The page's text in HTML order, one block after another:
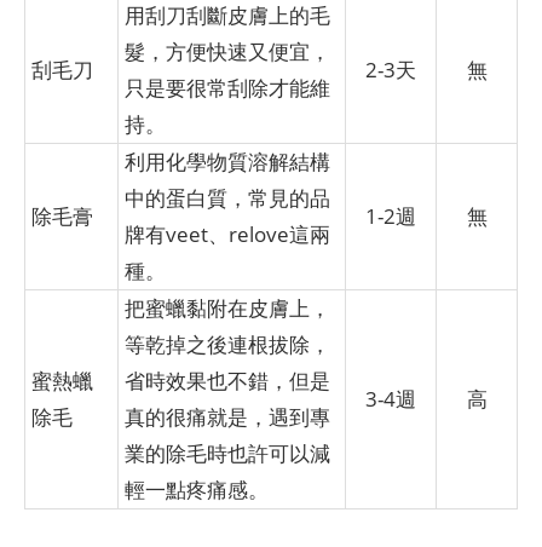
刮毛刀
用刮刀刮斷皮膚上的毛
髮，方便快速又便宜，
只是要很常刮除才能維
持。
2-3天 無
除毛膏
利用化學物質溶解結構
中的蛋白質，常見的品
牌有veet、relove這兩
種。
1-2週 無
蜜熱蠟
除毛
把蜜蠟黏附在皮膚上，
等乾掉之後連根拔除，
省時效果也不錯，但是
真的很痛就是，遇到專
業的除毛時也許可以減
輕一點疼痛感。
3-4週 高